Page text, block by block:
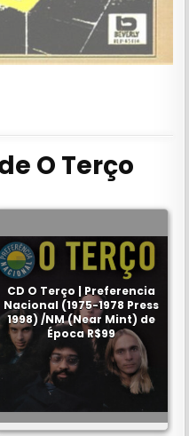
O Terço
CD O Terço | Preferencia
Nacional (1975-1978 Press
1998) /NM (Near Mint) de
Época R$99